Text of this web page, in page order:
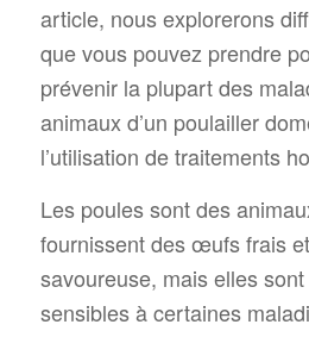
article, nous explorerons
que vous pouvez prendre
prévenir la plupart des
animaux d’un poulailler
l’utilisation de traitements
Les poules sont des
fournissent des œufs frais
savoureuse, mais elles
sensibles à certaines